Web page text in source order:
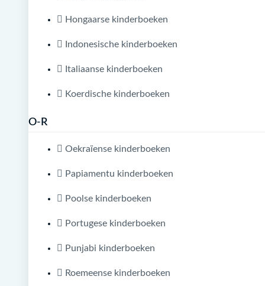
Hongaarse kinderboeken
Indonesische kinderboeken
Italiaanse kinderboeken
Koerdische kinderboeken
O-R
Oekraïense kinderboeken
Papiamentu kinderboeken
Poolse kinderboeken
Portugese kinderboeken
Punjabi kinderboeken
Roemeense kinderboeken